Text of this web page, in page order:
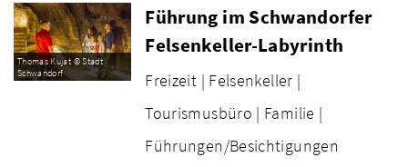
Thomas Kujat © Stadt
Schwandorf
Führung im Schwandorfer
Felsenkeller-Labyrinth
Freizeit | Felsenkeller |
Tourismusbüro | Familie |
Führungen/Besichtigungen